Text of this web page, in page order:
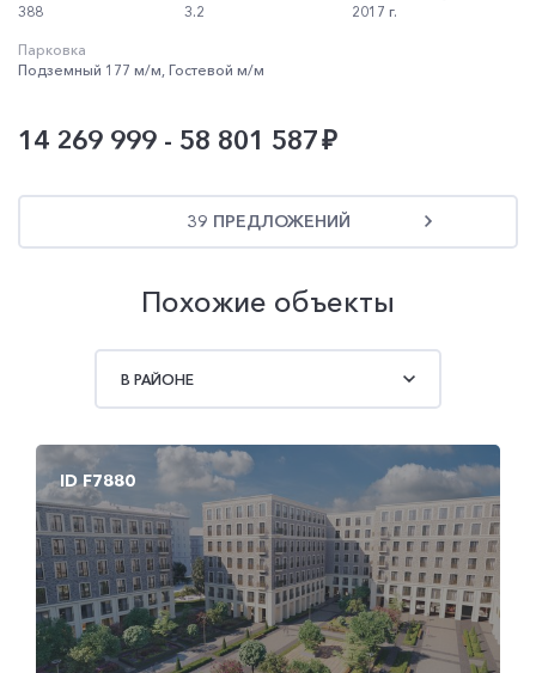
388
3.2
2017 г.
Парковка
Подземный 177 м/м, Гостевой м/м
14 269 999 - 58 801 587
39 ПРЕДЛОЖЕНИЙ
Похожие объекты
В РАЙОНЕ
ID F7880
ID F7872ID F7880